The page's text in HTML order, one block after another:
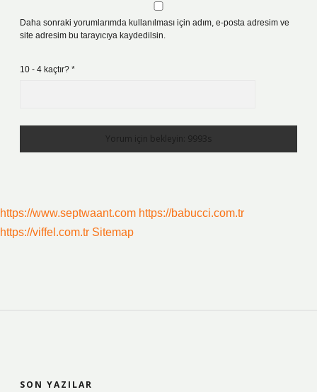
Daha sonraki yorumlarımda kullanılması için adım, e-posta adresim ve
site adresim bu tarayıcıya kaydedilsin.
10 - 4 kaçtır? *
https://www.septwaant.com https://babucci.com.tr
https://viffel.com.tr Sitemap
SON YAZILAR